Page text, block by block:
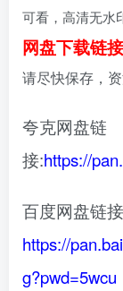
可看，高清无水
网盘下载链
请尽快保存，
夸克网盘链
接:https://
百度网盘链
https://
g?pwd=5wcu